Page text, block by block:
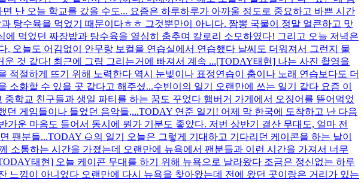
난 오늘 학교를 갔을 수도... 요즘은 하루하루가 아까울 정도로 중요하고 바쁜 시간
탕수육을 먹었기 때문이다ㅎㅎ 그것뿐만이 아니다. 짬뽕 국물이 정말 얼큰하고 맛
먹었던 짜장밥과 탕수육을 열심히 춤추며 칼로리 소모하였다! 그리고 오늘 저녁은
오늘도 어김없이 안무랑 보컬을 연습실에서 연습했다 날씨도 더워져서 그런지 물
것 같다! 최근에 그림 그리는거에 빠져서 계속 ...[TODAY태현] 나는 사진 촬영을
절하게 뜨기 위해 노력한다 역시 눈빛이나 표정연습이 춤이나 노래 연습보다도 더
소화할 수 있을 곳 같다고 해주셨...수빈이의 일기 오랜만에 쓰는 일기 같다 요즘 이
학교 친구들과 생일 파티를 하는 꿈도 꾸었다 햄버거 가게에서 오징어를 뜯어먹었
던 게임들이나 들었던 음악들,...TODAY 연준 일기! 어제 막 한국에 도착하고 난 다음
운 마음도 들어서 동시에 뭔가 기분도 좋았다. 저번 상반기 결산 무대도, 얼마 전
팬분들...TODAY 🌰의 일기 오늘은 그렇게 기대하고 기다리던 케이콘을 하는 날이
소통하는 시간을 가졌는데 오랜만에 뉴욕에서 팬분들과 이런 시간을 가져서 너무
태현] 오늘 케이콘 무대를 하기 위해 뉴욕으로 날라왔다 조금은 정신없는 하루
느낌이 아니었다 오랜만에 다시 뉴욕을 찾아왔는데 전에 왔던 곳이랑은 거리가 있는